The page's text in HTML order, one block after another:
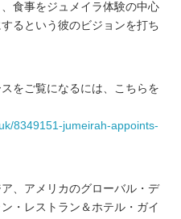
食事をジュメイラ体験の中心
るという彼のビジョンを打ち
をご覧になるには、こちらを
8349151-jumeirah-appoints-
、アメリカのグローバル・デ
・レストラン＆ホテル・ガイ